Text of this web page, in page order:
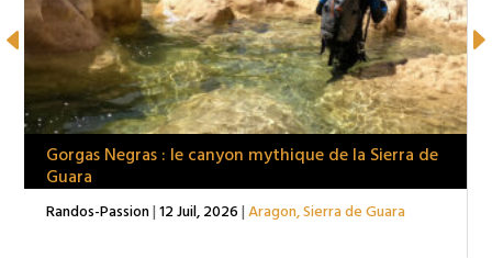
Gorgas Negras : le canyon mythique de la Sierra de
Guara
Randos-Passion| 12 Juil, 2026 | Aragon,Sierra de Guara